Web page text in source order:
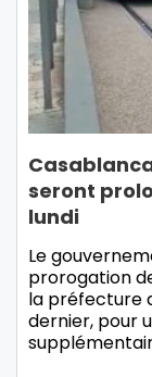
seront
lundi
Le
prorogation
la préfecture
dernier, pour